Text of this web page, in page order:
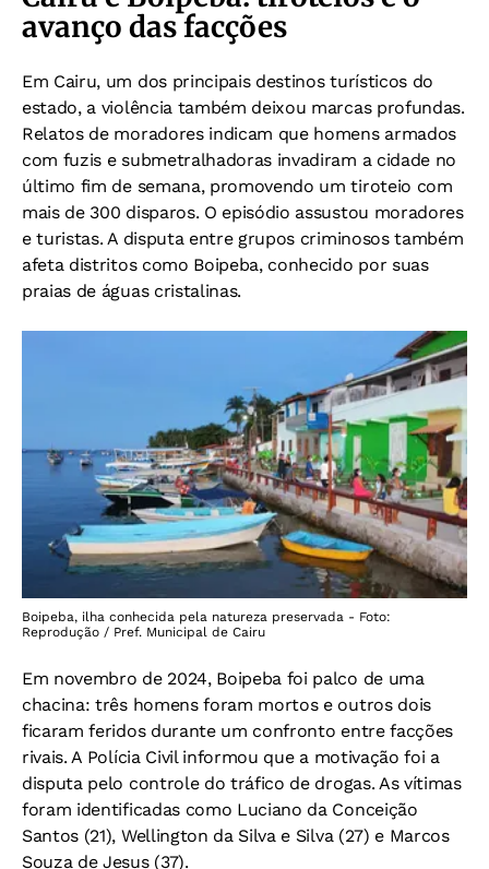
avanço das facções
Em Cairu, um dos principais destinos turísticos do
estado, a violência também deixou marcas profundas.
Relatos de moradores indicam que homens armados
com fuzis e submetralhadoras invadiram a cidade no
último fim de semana, promovendo um tiroteio com
mais de 300 disparos. O episódio assustou moradores
e turistas. A disputa entre grupos criminosos também
afeta distritos como Boipeba, conhecido por suas
praias de águas cristalinas.
Boipeba, ilha conhecida pela natureza preservada - Foto:
Reprodução / Pref. Municipal de Cairu
Em novembro de 2024, Boipeba foi palco de uma
chacina: três homens foram mortos e outros dois
ficaram feridos durante um confronto entre facções
rivais. A Polícia Civil informou que a motivação foi a
disputa pelo controle do tráfico de drogas. As vítimas
foram identificadas como Luciano da Conceição
Santos (21), Wellington da Silva e Silva (27) e Marcos
Souza de Jesus (37).